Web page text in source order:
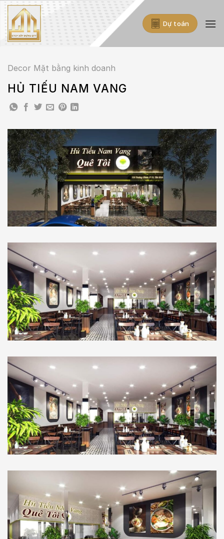
Skip
to
content
Dự toán
Decor Mặt bằng kinh doanh
HỦ TIẾU NAM VANG